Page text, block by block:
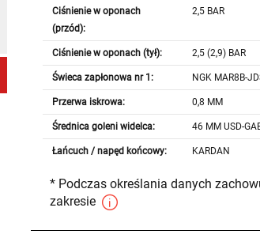
Ciśnienie w oponach
(przód):
2,5 BAR
Ciśnienie w oponach (tył): 2,5 (2,9) BAR
Świeca zapłonowa nr 1: NGK MAR8B-
Przerwa iskrowa: 0,8 MM
Średnica goleni widelca: 46 MM USD-
Łańcuch / napęd końcowy: KARDAN
* Podczas określania danych
zakresie